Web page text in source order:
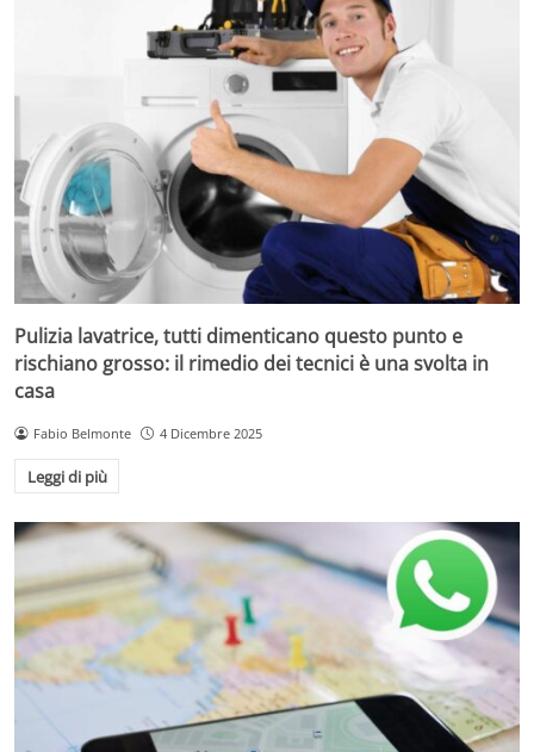
Pulizia lavatrice, tutti dimenticano questo punto e
rischiano grosso: il rimedio dei tecnici è una svolta in
casa
Fabio Belmonte 4 Dicembre 2025
Leggi di più